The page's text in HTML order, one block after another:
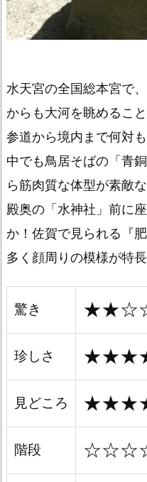
水天宮の全国総本宮で
からも大河を眺めるこ
参道から境内まで何対
中でも鳥居そばの「青
ら筋肉質な体型が素敵
殿奥の「水神社」前に
か！佐賀で見られる『
多く顔周りの模様が特長
驚き
珍しさ
見どころ
階段